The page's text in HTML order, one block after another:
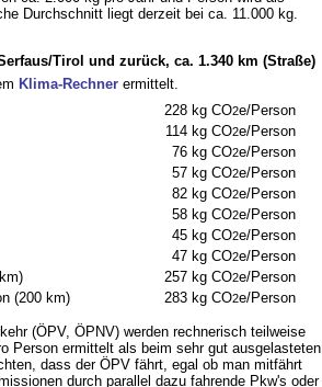
Durchschnitt liegt derzeit bei ca. 11.000 kg.
Tirol und zurück, ca. 1.340 km (Straße)
Klima-Rechnerermittelt.
228 kg CO2e/Person
114 kg CO2e/Person
76 kg CO2e/Person
57 kg CO2e/Person
82 kg CO2e/Person
58 kg CO2e/Person
45 kg CO2e/Person
47 kg CO2e/Person
257 kg CO2e/Person
(200 km) 283 kg CO2e/Person
(ÖPV, ÖPNV) werden rechnerisch teilweise
Person ermittelt als beim sehr gut ausgelasteten
dass der ÖPV fährt, egal ob man mitfährt
durch parallel dazu fahrende Pkw's oder